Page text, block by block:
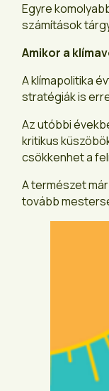
Egyre
számítások
Amikor a
A klímapolitika
stratégiák is
Az utóbbi
kritikus
csökkenhet a
A természet
tovább